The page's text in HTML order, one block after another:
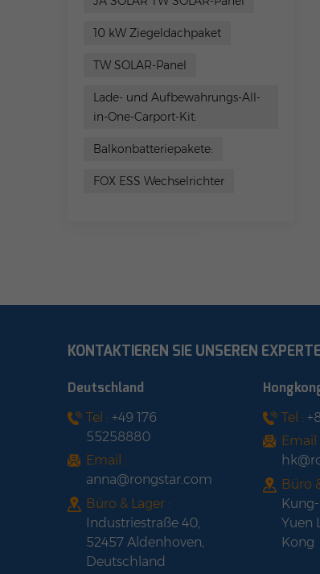
10 kW Ziegeldachpaket
TW SOLAR-Panel
Lade- und Aufbewahrungs-All-
in-One-Carport-Kit:
Balkonbatteriepakete:
FOX ESS Wechselrichter
KONTAKTIEREN SIE UNSEREN
Deutschland
Tel : +49 176
55258880
Email :
anna@rongstar.com
Büro & Lager :
Industriestraße 40,
52457 Aldenhoven,
Deutschland
Tel :
Email
Büro
Yuen
Kong